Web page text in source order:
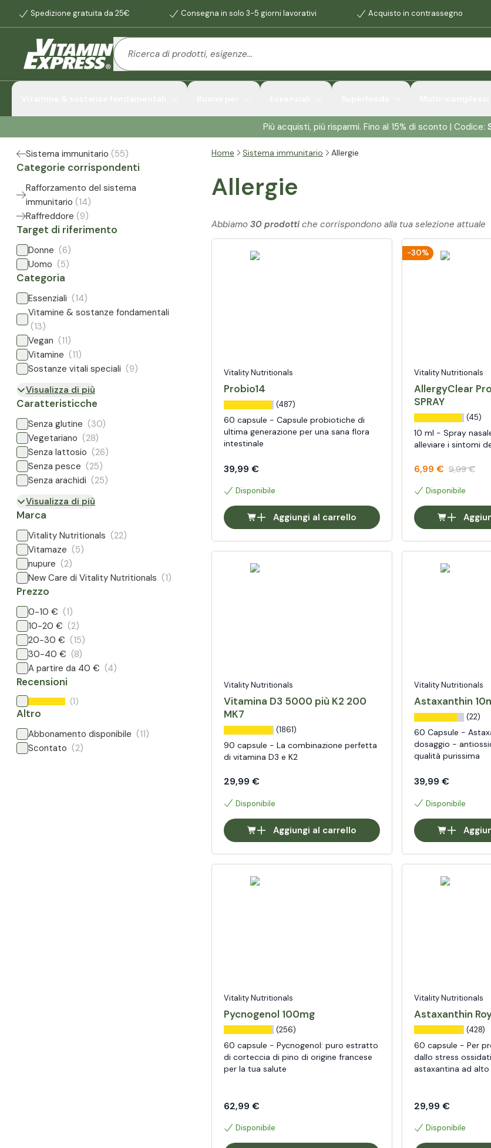
Spedizione gratuita da 25€ Consegna in solo 3-5 giorni lavorativi Acquisto in contrassegno
Più acquisti, più risparmi. Fino al 15% di sconto | Codice:
Sistema immunitario (55)
Categorie corrispondenti
Rafforzamento del sistema
immunitario (14)
Raffreddore (9)
Target di riferimento
Donne (6)
Uomo (5)
Categoria
Essenziali (14)
Vitamine & sostanze fondamentali
(13)
Vegan (11)
Vitamine (11)
Sostanze vitali speciali (9)
Visualizza di più
Caratteristicche
Senza glutine (30)
Vegetariano (28)
Senza lattosio (26)
Senza pesce (25)
Senza arachidi (25)
Visualizza di più
Marca
Vitality Nutritionals (22)
Vitamaze (5)
nupure (2)
New Care di Vitality Nutritionals (1)
Prezzo
0-10 € (1)
10-20 € (2)
20-30 € (15)
30-40 € (8)
A partire da 40 € (4)
Recensioni
(1)
Altro
Abbonamento disponibile (11)
Scontato (2)
Home Sistema immunitario Allergie
Allergie
Abbiamo 30 prodottiche corrispondono alla tua selezione attuale
Vitality Nutritionals
Probio14
(487)
60 capsule - Capsule probiotiche di
ultima generazione per una sana flora
intestinale
39,99 €
Disponibile
Aggiungi al carrello
-30%
Vitality Nutritionals
AllergyClear
SPRAY
(45)
10 ml - Spray
alleviare i sintomi
6,99 € 9,99 €
Disponibile
Vitality Nutritionals
Vitamina D3 5000 più K2 200
MK7
(1861)
90 capsule - La combinazione perfetta
di vitamina D3 e K2
29,99 €
Disponibile
Aggiungi al carrello
Vitality Nutritionals
Astaxanthin
(22)
60 Capsule -
dosaggio -
qualità purissima
39,99 €
Disponibile
Vitality Nutritionals
Pycnogenol 100mg
(256)
60 capsule - Pycnogenol: puro estratto
di corteccia di pino di origine francese
per la tua salute
62,99 €
Disponibile
Vitality Nutritionals
Astaxanthin
(428)
60 capsule - Per
dallo stress
astaxantina ad alto
29,99 €
Disponibile